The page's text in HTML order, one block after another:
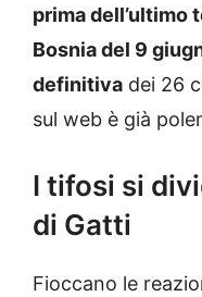
prima dell’ultimo
Bosnia del 9
definitiva dei 26
sul web è già
I tifosi si
di Gatti
Fioccano le